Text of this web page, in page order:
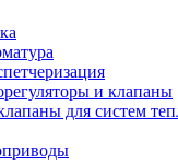
и клапаны
для систем